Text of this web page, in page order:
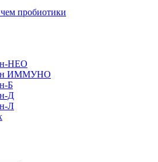
пробиотики
НЕО
ИММУНО
Б
Д
Л